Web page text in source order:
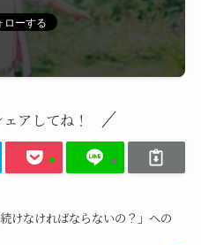
アしてね！
続けなければならないの？」への